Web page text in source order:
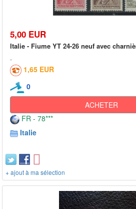
5,00 EUR
Italie - Fiume YT 24-26 neuf avec
1,65 EUR
0
ACHETER
FR - 78***
Italie
+ ajout à ma sélection